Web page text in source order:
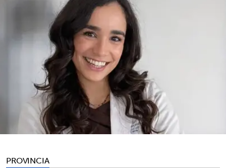
PROVINCIA